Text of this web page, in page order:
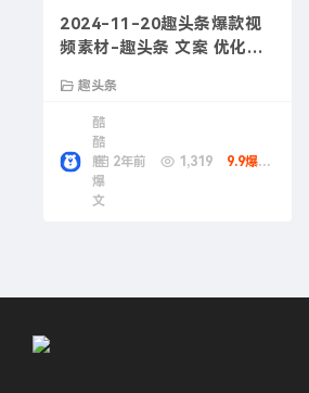
2024-11-20趣头条爆款视
频素材-趣头条 文案 优化方
趣头条
酷
酷
熊
爆
文
2年前 1,319 9.9爆款币